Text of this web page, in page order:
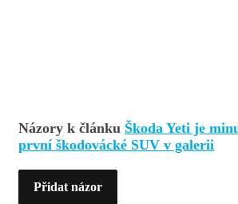
Názory k článku Škoda Yeti je
první škodovácké SUV v galerii
Přidat názor